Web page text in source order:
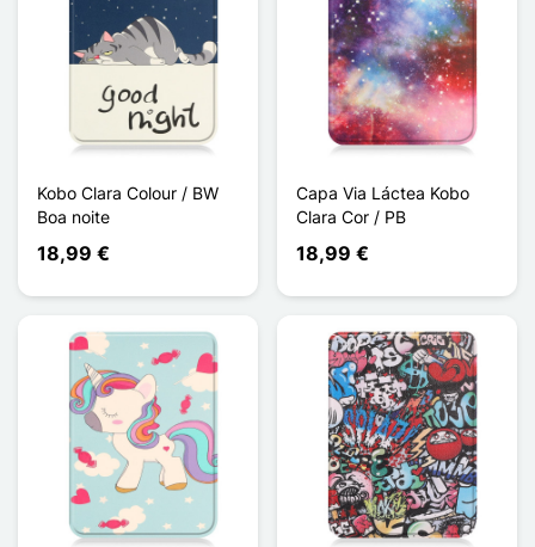
Kobo Clara Colour / BW
Boa noite
18,99 €
Capa Via Láctea Kobo
Clara Cor / PB
18,99 €